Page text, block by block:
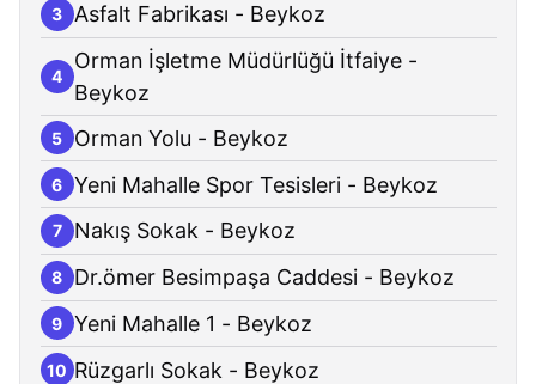
3 Asfalt Fabrikası - Beykoz
4
Orman İşletme Müdürlüğü İtfaiye -
Beykoz
5 Orman Yolu - Beykoz
6 Yeni Mahalle Spor Tesisleri - Beykoz
7 Nakış Sokak - Beykoz
8 Dr.ömer Besimpaşa Caddesi - Beykoz
9 Yeni Mahalle 1 - Beykoz
10 Rüzgarlı Sokak - Beykoz